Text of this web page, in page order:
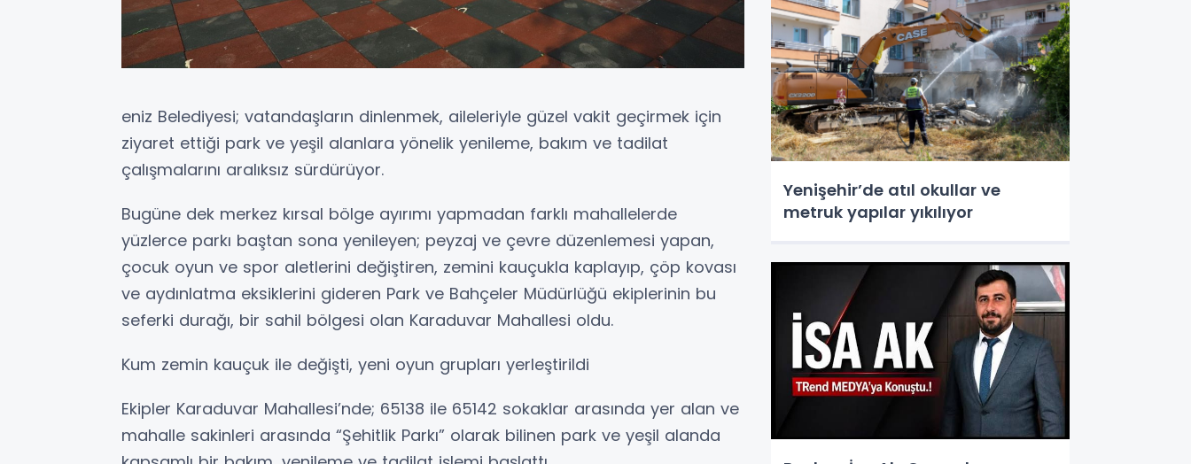
eniz Belediyesi; vatandaşların dinlenmek, aileleriyle güzel vakit geçirmek için
ziyaret ettiği park ve yeşil alanlara yönelik yenileme, bakım ve tadilat
çalışmalarını aralıksız sürdürüyor.
Bugüne dek merkez kırsal bölge ayırımı yapmadan farklı mahallelerde
yüzlerce parkı baştan sona yenileyen; peyzaj ve çevre düzenlemesi yapan,
çocuk oyun ve spor aletlerini değiştiren, zemini kauçukla kaplayıp, çöp kovası
ve aydınlatma eksiklerini gideren Park ve Bahçeler Müdürlüğü ekiplerinin bu
seferki durağı, bir sahil bölgesi olan Karaduvar Mahallesi oldu.
Kum zemin kauçuk ile değişti, yeni oyun grupları yerleştirildi
Ekipler Karaduvar Mahallesi’nde; 65138 ile 65142 sokaklar arasında yer alan ve
mahalle sakinleri arasında “Şehitlik Parkı” olarak bilinen park ve yeşil alanda
Yenişehir’de atıl okullar ve
metruk yapılar yıkılıyor